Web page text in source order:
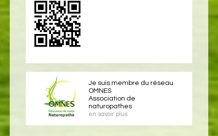
Je suis membre du réseau
OMNES
Association de
naturopathes
en savoir plus